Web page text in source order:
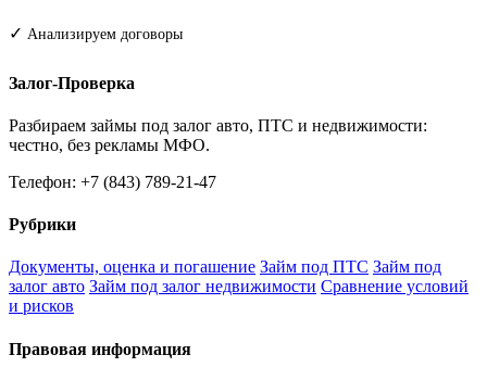
✓ Анализируем договоры
Залог-Проверка
Разбираем займы под залог авто, ПТС и недвижимости:
честно, без рекламы МФО.
Телефон: +7 (843) 789-21-47
Рубрики
Документы, оценка и погашение Займ под ПТС Займ под
залог авто Займ под залог недвижимости Сравнение условий
и рисков
Правовая информация